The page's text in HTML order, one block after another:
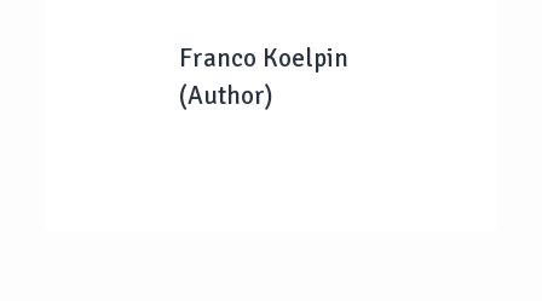
Franco Koelpin
(Author)